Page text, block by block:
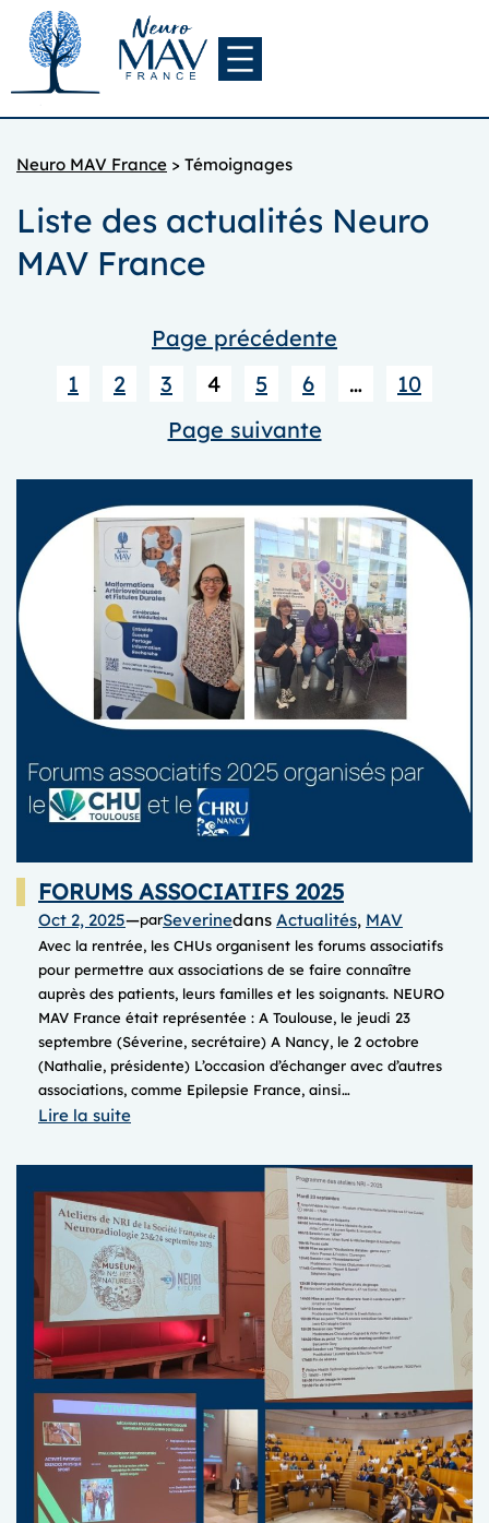
Aller
contenu
Neuro MAV France > Témoignages
Liste des actualités Neuro
MAV France
Page précédente
1
2 3 4 5 6 …
10
Page suivante
FORUMS ASSOCIATIFS 2025
Oct 2, 2025—parSeverinedans Actualités, MAV
Avec la rentrée, les CHUs organisent les forums associatifs
pour permettre aux associations de se faire connaître
auprès des patients, leurs familles et les soignants. NEURO
MAV France était représentée : A Toulouse, le jeudi 23
septembre (Séverine, secrétaire) A Nancy, le 2 octobre
(Nathalie, présidente) L’occasion d’échanger avec d’autres
associations, comme Epilepsie France, ainsi…
Lire la suite:
ASSOCIATIFS
2025